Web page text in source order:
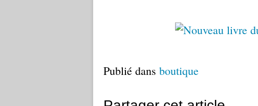
Publié dans boutique